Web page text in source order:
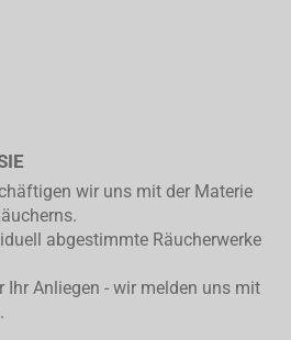
wir uns mit der Materie
abgestimmte Räucherwerke
Ihr Anliegen - wir melden uns mit